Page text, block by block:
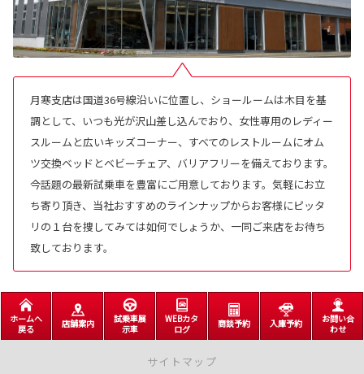
月寒支店は国道36号線沿いに位置し、ショールームは木目を基
調として、いつも光が沢山差し込んでおり、女性専用のレディー
スルームと広いキッズコーナー、すべてのレストルームにオム
ツ交換ベッドとベビーチェア、バリアフリーを備えております。
今話題の最新試乗車を豊富にご用意しております。気軽にお立
ち寄り頂き、当社おすすめのラインナップからお客様にピッタ
リの１台を捜してみては如何でしょうか、一同ご来店をお待ち
致しております。
ホームへ
戻る
店舗案内
試乗車展
示車
WEBカタ
ログ
商談予約 入庫予約
お問い合
わせ
サイトマップ